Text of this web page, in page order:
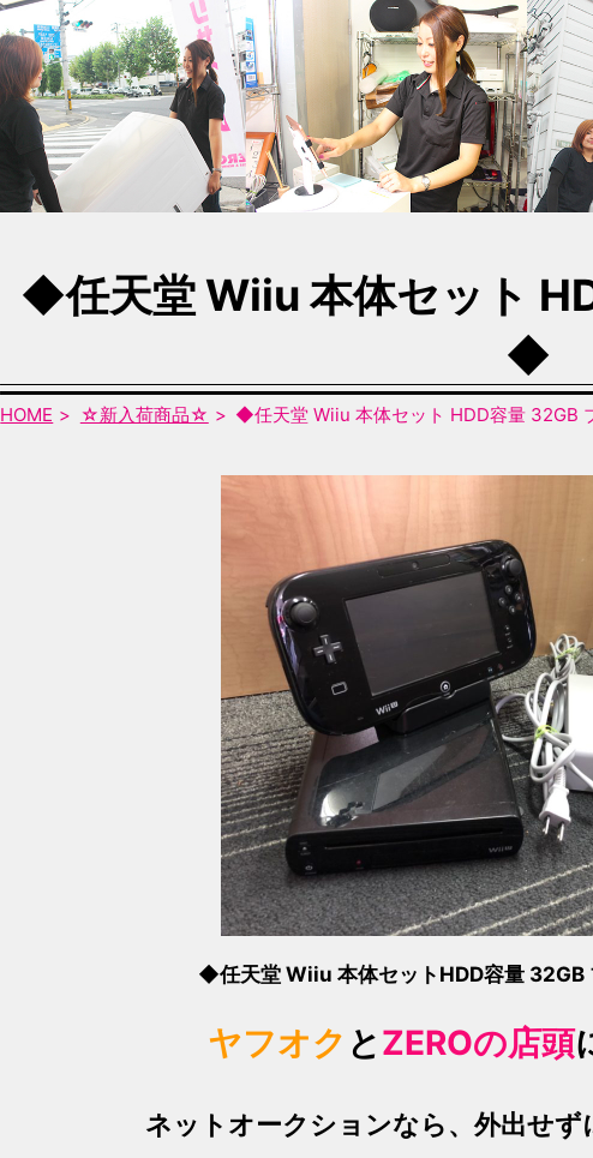
◆任天堂 Wiiu 本体セット
◆
HOME ☆新入荷商品☆ ◆任天堂 Wiiu 本体セット HDD容量 32GB
◆任天堂 Wiiu 本体セットHDD容量
ヤフオク とZEROの店頭
ネットオークションなら、外出せ